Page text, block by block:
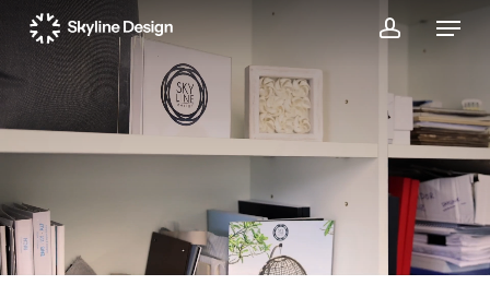
main
content
account
Menu